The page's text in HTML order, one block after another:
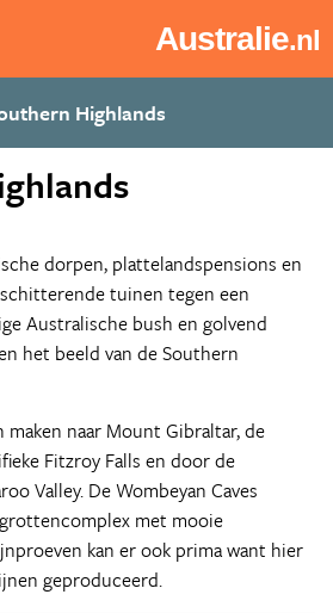
Australie.nl
dorpen, plattelandspensions en
tuinen tegen een
Australische bush en golvend
het beeld van de Southern
naar Mount Gibraltar, de
Fitzroy Falls en door de
Valley. De Wombeyan Caves
met mooie
kan er ook prima want hier
geproduceerd.